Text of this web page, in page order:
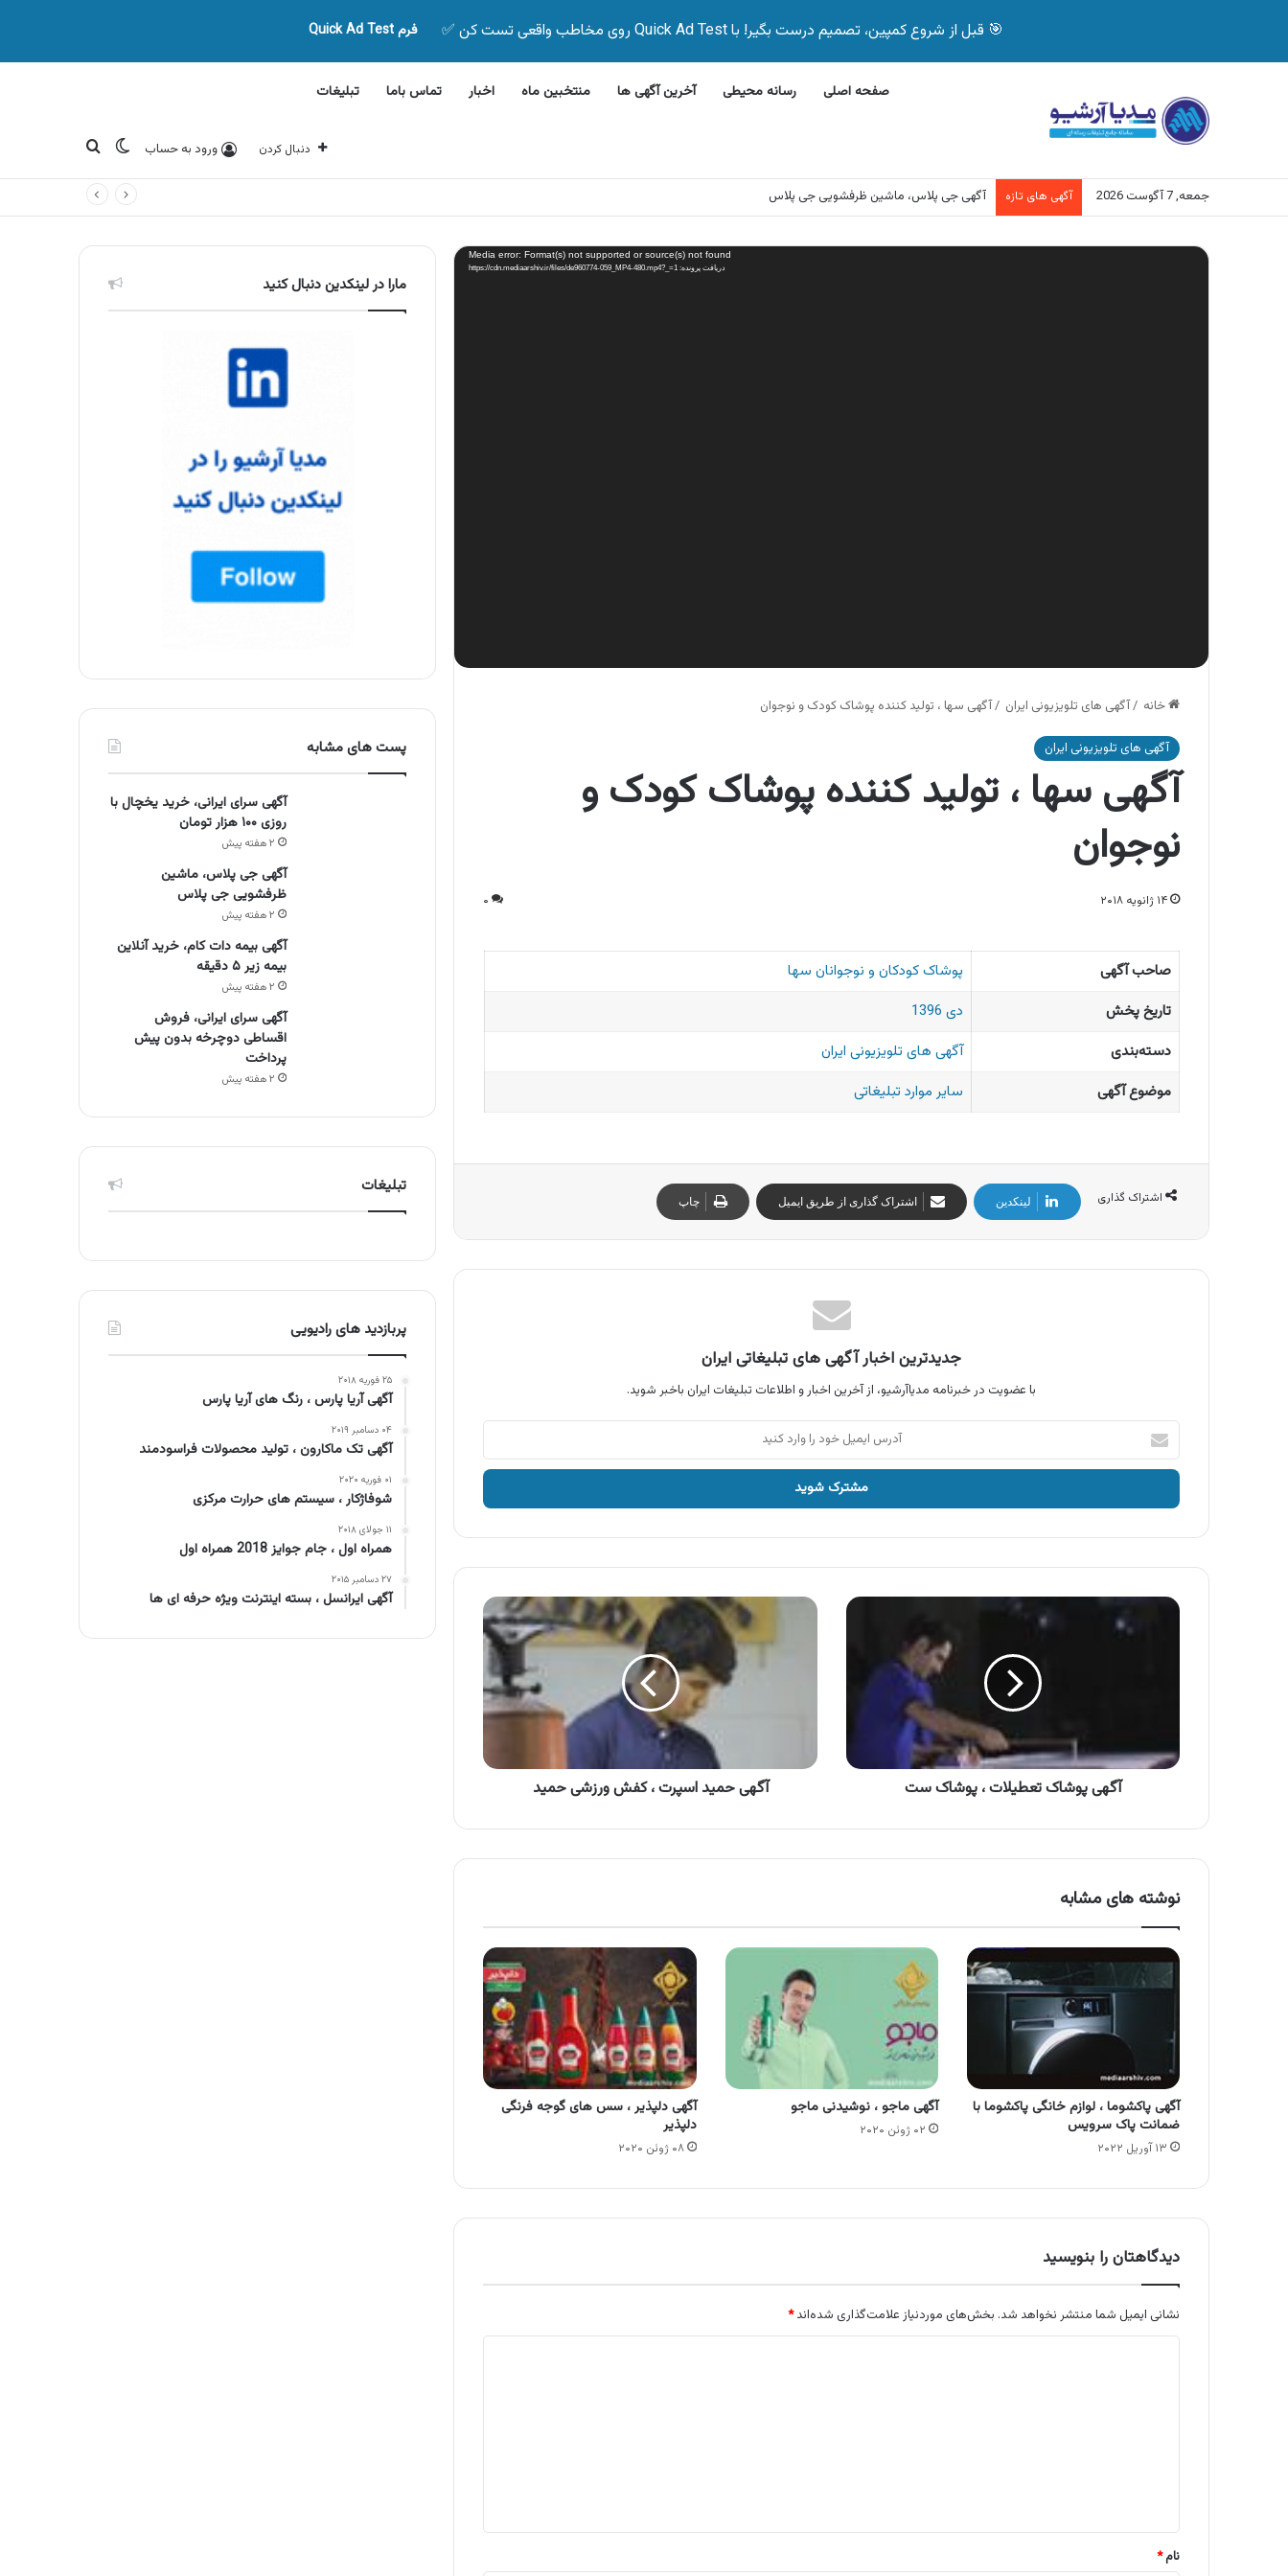
🎯 قبل از شروع کمپین، تصمیم درست بگیر! با Quick Ad Test روی مخاطب واقعی تست کن ✅ فرم Quick Ad Test
صفحه اصلی رسانه محیطی آخرین آگهی ها منتخبین ماه اخبار تماس باما تبلیغات
دنبال کردن ورود به حساب تغییر پوسته
جستجو برای
جمعه, 7 آگوست 2026 آگهی های تازه آگهی جی پلاس، ماشین ظرفشویی جی پلاس
نمایشگر
ویدیو Media error: Format(s) not supported or source(s) not found
دریافت پرونده: https://cdn.mediaarshiv.ir/files/de960774-059_MP4-480.mp4?_=1
خانه /آگهی های تلویزیونی ایران /آگهی سها ، تولید کننده پوشاک کودک و نوجوان
آگهی های تلویزیونی ایران
آگهی سها ، تولید کننده پوشاک کودک و
نوجوان
۱۴ ژانویه ۲۰۱۸ ۰
صاحب آگهی
پوشاک کودکان و نوجوانان سها
تاریخ پخش
دی 1396
دسته‌بندی
آگهی های تلویزیونی ایران
موضوع آگهی
سایر موارد تبلیغاتی
اشتراک گذاری لینکدین اشتراک گذاری از طریق ایمیل چاپ
جدیدترین اخبار آگهی های تبلیغاتی ایران
با عضویت در خبرنامه مدیاآرشیو، از آخرین اخبار و اطلاعات تبلیغات ایران باخبر شوید.
آدرس
ایمیل
خود
وارد
آگهی
آگهی پوشاک تعطیلات ، پوشاک ست
آگهی
آگهی حمید اسپرت ، کفش ورزشی حمید
نوشته های مشابه
آگهی پاکشوما ، لوازم خانگی پاکشوما با
ضمانت پاک سرویس
۱۳ آوریل ۲۰۲۲
آگهی ماجو ، نوشیدنی‌ ماجو
۰۲ ژوئن ۲۰۲۰
آگهی دلپذیر ، سس های گوجه فرنگی
دلپذیر
۰۸ ژوئن ۲۰۲۰
دیدگاهتان را بنویسید
نشانی ایمیل شما منتشر نخواهد شد. بخش‌های موردنیاز علامت‌گذاری شده‌اند*
نام*
مارا در لینکدین دنبال کنید
پست های مشابه
آگهی سرای ایرانی، خرید یخچال با
روزی ۱۰۰ هزار تومان
۲ هفته پیش
آگهی جی پلاس، ماشین
ظرفشویی جی پلاس
۲ هفته پیش
آگهی بیمه دات کام، خرید آنلاین
بیمه زیر ۵ دقیقه
۲ هفته پیش
آگهی سرای ایرانی، فروش
اقساطی دوچرخه بدون پیش
پرداخت
۲ هفته پیش
تبلیغات
پربازدید های رادیویی
۲۵ فوریه ۲۰۱۸
آگهی آریا پارس ، رنگ های آریا پارس
۰۴ دسامبر ۲۰۱۹
آگهی تک ماکارون ، تولید محصولات فراسودمند
۰۱ فوریه ۲۰۲۰
شوفاژکار ، سیستم های حرارت مرکزی
۱۱ جولای ۲۰۱۸
همراه اول ، جام جوایز 2018 همراه اول
۲۷ دسامبر ۲۰۱۵
آگهی ایرانسل ، بسته اینترنت ویژه حرفه ای ها